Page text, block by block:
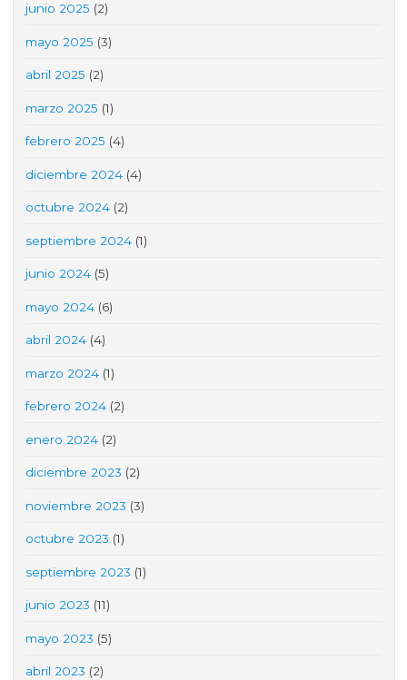
junio 2025 (2)
mayo 2025 (3)
abril 2025 (2)
marzo 2025 (1)
febrero 2025 (4)
diciembre 2024 (4)
octubre 2024 (2)
septiembre 2024 (1)
junio 2024 (5)
mayo 2024 (6)
abril 2024 (4)
marzo 2024 (1)
febrero 2024 (2)
enero 2024 (2)
diciembre 2023 (2)
noviembre 2023 (3)
octubre 2023 (1)
septiembre 2023 (1)
junio 2023 (11)
mayo 2023 (5)
abril 2023 (2)